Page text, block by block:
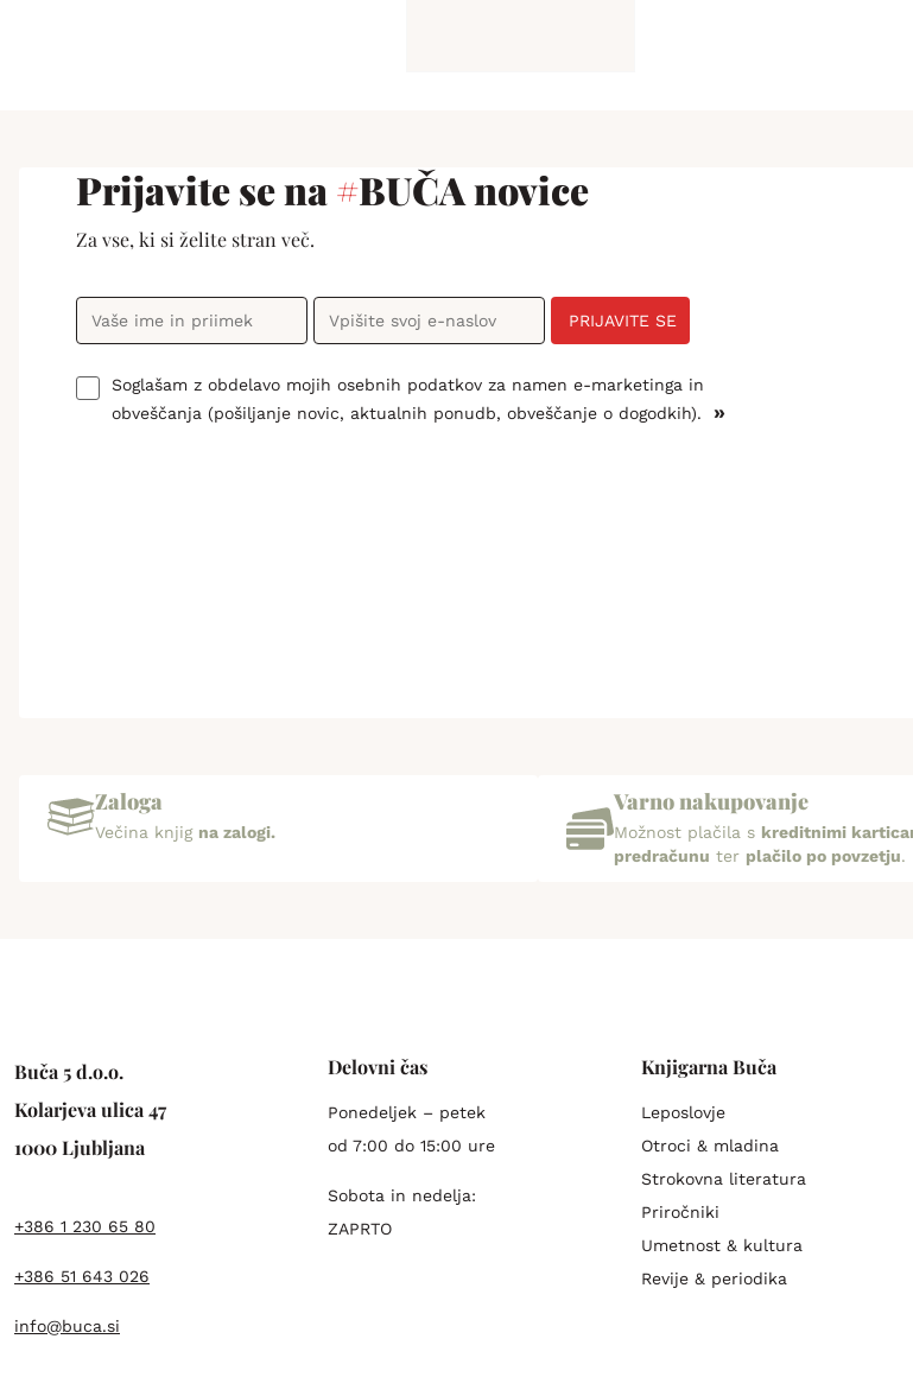
Prijavite se na#BUČA novice
Za vse, ki si želite stran več.
Soglašam z obdelavo mojih osebnih podatkov za namen e-marketinga in
obveščanja (pošiljanje novic, aktualnih ponudb, obveščanje o dogodkih).
»
PRIJAVITE SE
Zaloga
Večina knjig na zalogi.
Varno nakupovanje
Možnost plačila s kreditnimi
predračunu ter plačilo po povzetju.
Buča 5 d.o.o.
Kolarjeva ulica 47
1000 Ljubljana
+386 1 230 65 80
+386 51 643 026
info@buca.si
Delovni čas
Ponedeljek – petek
od 7:00 do 15:00 ure
Sobota in nedelja:
ZAPRTO
Knjigarna Buča
Leposlovje
Otroci & mladina
Strokovna literatura
Priročniki
Umetnost & kultura
Revije & periodika